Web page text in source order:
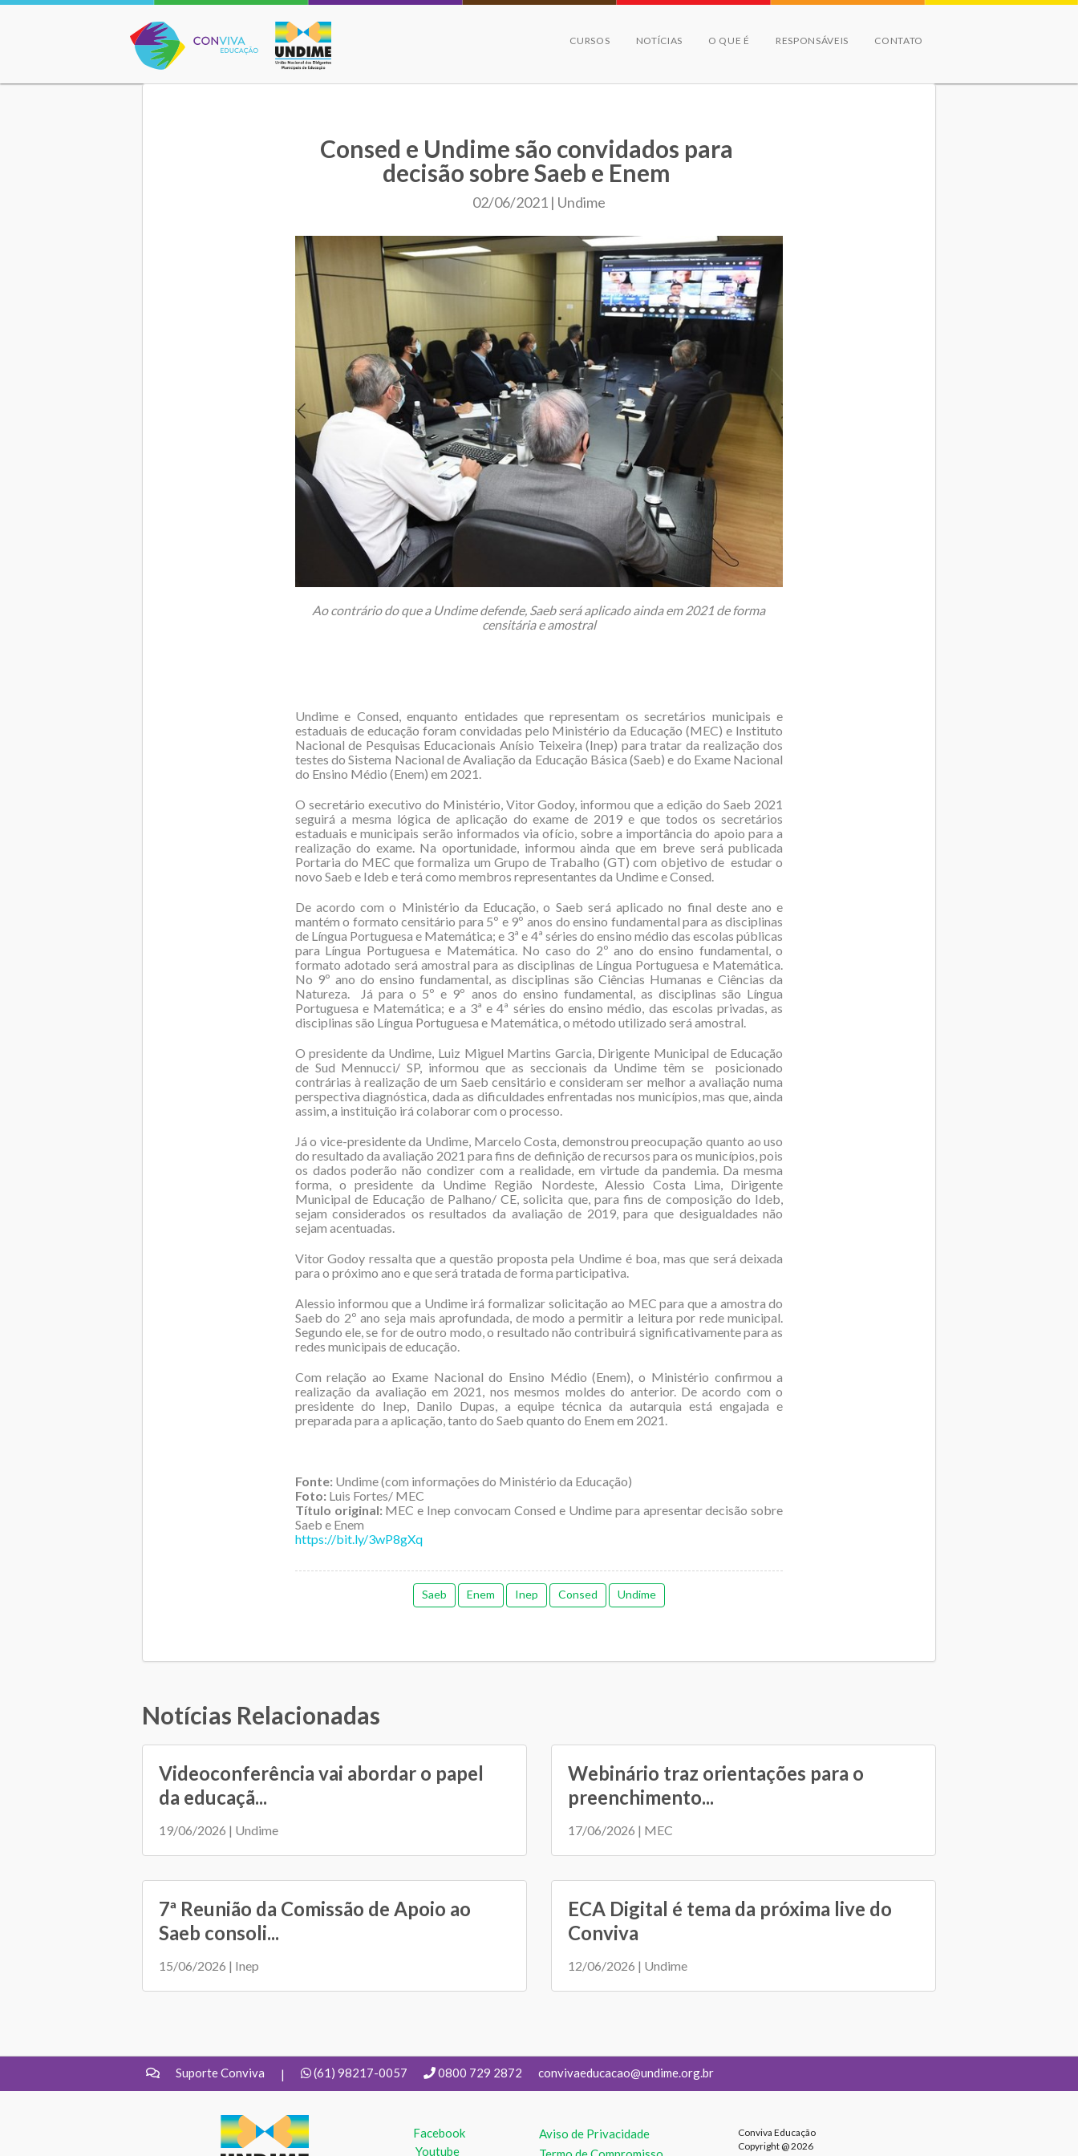
Conviva Educação
CURSOS NOTÍCIAS O QUE É RESPONSÁVEIS CONTATO
Consed e Undime são convidados para
decisão sobre Saeb e Enem
02/06/2021 | Undime
Ao contrário do que a Undime defende, Saeb será aplicado ainda em 2021 de forma
censitária e amostral
Undime e Consed, enquanto entidades que representam os secretários municipais e
estaduais de educação foram convidadas pelo Ministério da Educação (MEC) e Instituto
Nacional de Pesquisas Educacionais Anísio Teixeira (Inep) para tratar da realização dos
testes do Sistema Nacional de Avaliação da Educação Básica (Saeb) e do Exame Nacional
do Ensino Médio (Enem) em 2021.
O secretário executivo do Ministério, Vitor Godoy, informou que a edição do Saeb 2021
seguirá a mesma lógica de aplicação do exame de 2019 e que todos os secretários
estaduais e municipais serão informados via ofício, sobre a importância do apoio para a
realização do exame. Na oportunidade, informou ainda que em breve será publicada
Portaria do MEC que formaliza um Grupo de Trabalho (GT) com objetivo de estudar o
novo Saeb e Ideb e terá como membros representantes da Undime e Consed.
De acordo com o Ministério da Educação, o Saeb será aplicado no final deste ano e
mantém o formato censitário para 5º e 9º anos do ensino fundamental para as disciplinas
de Língua Portuguesa e Matemática; e 3ª e 4ª séries do ensino médio das escolas públicas
para Língua Portuguesa e Matemática. No caso do 2º ano do ensino fundamental, o
formato adotado será amostral para as disciplinas de Língua Portuguesa e Matemática.
No 9º ano do ensino fundamental, as disciplinas são Ciências Humanas e Ciências da
Natureza. Já para o 5º e 9º anos do ensino fundamental, as disciplinas são Língua
Portuguesa e Matemática; e a 3ª e 4ª séries do ensino médio, das escolas privadas, as
disciplinas são Língua Portuguesa e Matemática, o método utilizado será amostral.
O presidente da Undime, Luiz Miguel Martins Garcia, Dirigente Municipal de Educação
de Sud Mennucci/ SP, informou que as seccionais da Undime têm se posicionado
contrárias à realização de um Saeb censitário e consideram ser melhor a avaliação numa
perspectiva diagnóstica, dada as dificuldades enfrentadas nos municípios, mas que, ainda
assim, a instituição irá colaborar com o processo.
Já o vice-presidente da Undime, Marcelo Costa, demonstrou preocupação quanto ao uso
do resultado da avaliação 2021 para fins de definição de recursos para os municípios, pois
os dados poderão não condizer com a realidade, em virtude da pandemia. Da mesma
forma, o presidente da Undime Região Nordeste, Alessio Costa Lima, Dirigente
Municipal de Educação de Palhano/ CE, solicita que, para fins de composição do Ideb,
sejam considerados os resultados da avaliação de 2019, para que desigualdades não
sejam acentuadas.
Vitor Godoy ressalta que a questão proposta pela Undime é boa, mas que será deixada
para o próximo ano e que será tratada de forma participativa.
Alessio informou que a Undime irá formalizar solicitação ao MEC para que a amostra do
Saeb do 2º ano seja mais aprofundada, de modo a permitir a leitura por rede municipal.
Segundo ele, se for de outro modo, o resultado não contribuirá significativamente para as
redes municipais de educação.
Com relação ao Exame Nacional do Ensino Médio (Enem), o Ministério confirmou a
realização da avaliação em 2021, nos mesmos moldes do anterior. De acordo com o
presidente do Inep, Danilo Dupas, a equipe técnica da autarquia está engajada e
preparada para a aplicação, tanto do Saeb quanto do Enem em 2021.
Fonte: Undime (com informações do Ministério da Educação)
Foto: Luis Fortes/ MEC
Título original: MEC e Inep convocam Consed e Undime para apresentar decisão sobre
Saeb e Enem
https://bit.ly/3wP8gXq
Saeb Enem Inep Consed Undime
Notícias Relacionadas
Videoconferência vai abordar o papel
da educaçã...
19/06/2026 | Undime
Webinário traz orientações para o
preenchimento...
17/06/2026 | MEC
7ª Reunião da Comissão de Apoio ao
Saeb consoli...
15/06/2026 | Inep
ECA Digital é tema da próxima live do
Conviva
12/06/2026 | Undime
Suporte Conviva | (61) 98217-0057 0800 729 2872 convivaeducacao@undime.org.br
UNDIME
Facebook
Youtube
Aviso de Privacidade
Conviva Educação
Copyright @ 2026